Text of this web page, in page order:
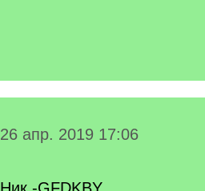
26 апр. 2019 17:06